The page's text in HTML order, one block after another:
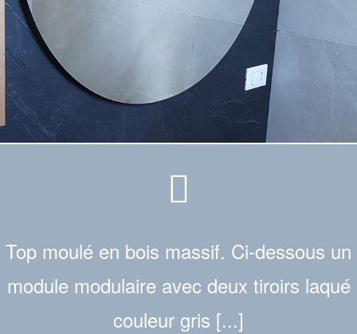
Top moulé en bois massif. Ci-dessous un
module modulaire avec deux tiroirs laqué
couleur gris [...]